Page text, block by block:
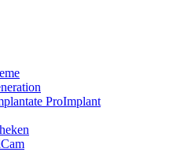
ProImplant